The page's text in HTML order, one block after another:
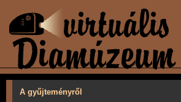
A gyűjteményről